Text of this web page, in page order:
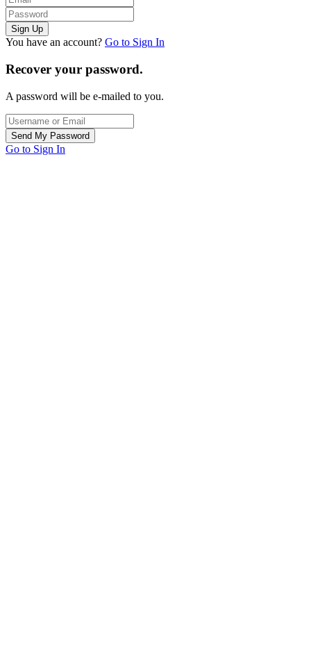
You have an account? Go to Sign In
Recover your password.
A password will be e-mailed to you.
Go to Sign In